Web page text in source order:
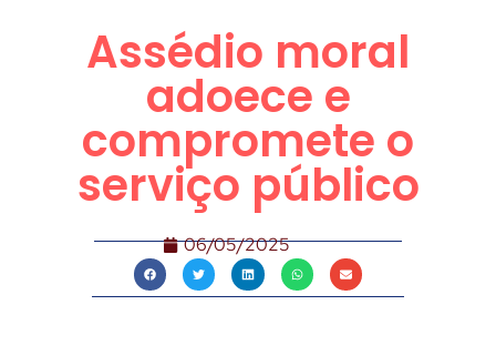
Assédio moral
adoece e
compromete o
serviço público
06/05/2025